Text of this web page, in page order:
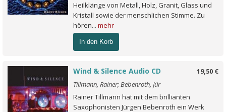
Heilklänge von Metall, Holz, Granit, Glass und
Kristall sowie der menschlichen Stimme. Zu
hören... mehr
In den Korb
19,50 €
Wind & Silence Audio CD
Tillmann, Rainer; Bebenroth, Jür
Rainer Tillmann hat mit dem brillianten
Saxophonisten Jürgen Bebenroth ein Werk